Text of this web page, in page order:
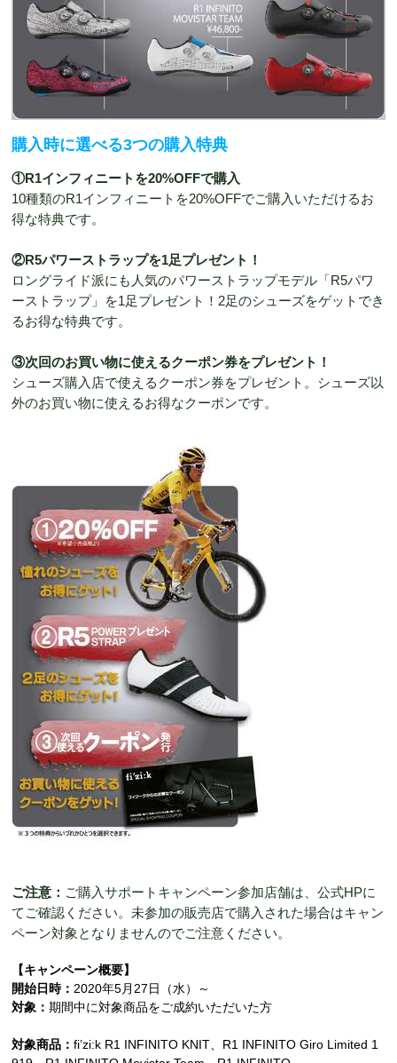
購入時に選べる3つの購入特典
①R1インフィニートを20%OFFで購入
10種類のR1インフィニートを20%OFFでご購入いただけるお
得な特典です。
②R5パワーストラップを1足プレゼント！
ロングライド派にも人気のパワーストラップモデル「R5パワ
ーストラップ」を1足プレゼント！2足のシューズをゲットでき
るお得な特典です。
③次回のお買い物に使えるクーポン券をプレゼント！
シューズ購入店で使えるクーポン券をプレゼント。シューズ以
外のお買い物に使えるお得なクーポンです。
ご注意： ご購入サポートキャンペーン参加店舗は、公式HPに
てご確認ください。未参加の販売店で購入された場合はキャン
ペーン対象となりませんのでご注意ください。
【キャンペーン概要】
開始日時：2020年5月27日（水）～
対象：期間中に対象商品をご成約いただいた方
対象商品：fi’zi:k R1 INFINITO KNIT、R1 INFINITO Giro Limited 1